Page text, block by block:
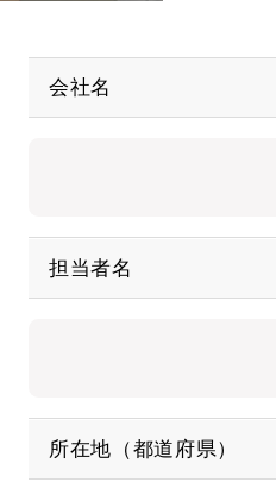
会社名
担当者名
所在地（都道府県）